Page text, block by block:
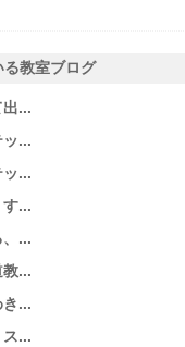
る教室ブログ
...
...
...
...
...
...
...
...